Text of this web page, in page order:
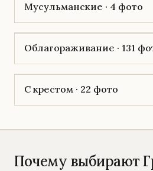
Мусульманские · 4 фото
Облагораживание · 131
С крестом · 22 фото
Почему выбирают